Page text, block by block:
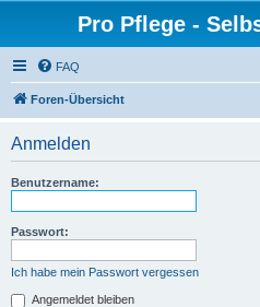
Pro Pflege -
FAQ
Foren-Übersicht
Anmelden
Benutzername:
Passwort:
Ich habe mein Passwort vergessen
Angemeldet bleiben